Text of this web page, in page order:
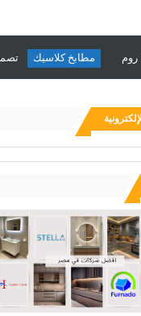
تصميمات مطابخ كلاسيك